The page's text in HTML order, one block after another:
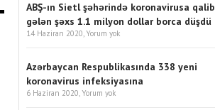
ABŞ-ın Sietl şəhərində koronavirusa qalib
gələn şəxs 1.1 milyon dollar borca düşdü
14 Haziran 2020, Yorum yok
Azərbaycan Respublikasında 338 yeni
koronavirus infeksiyasına
6 Haziran 2020, Yorum yok